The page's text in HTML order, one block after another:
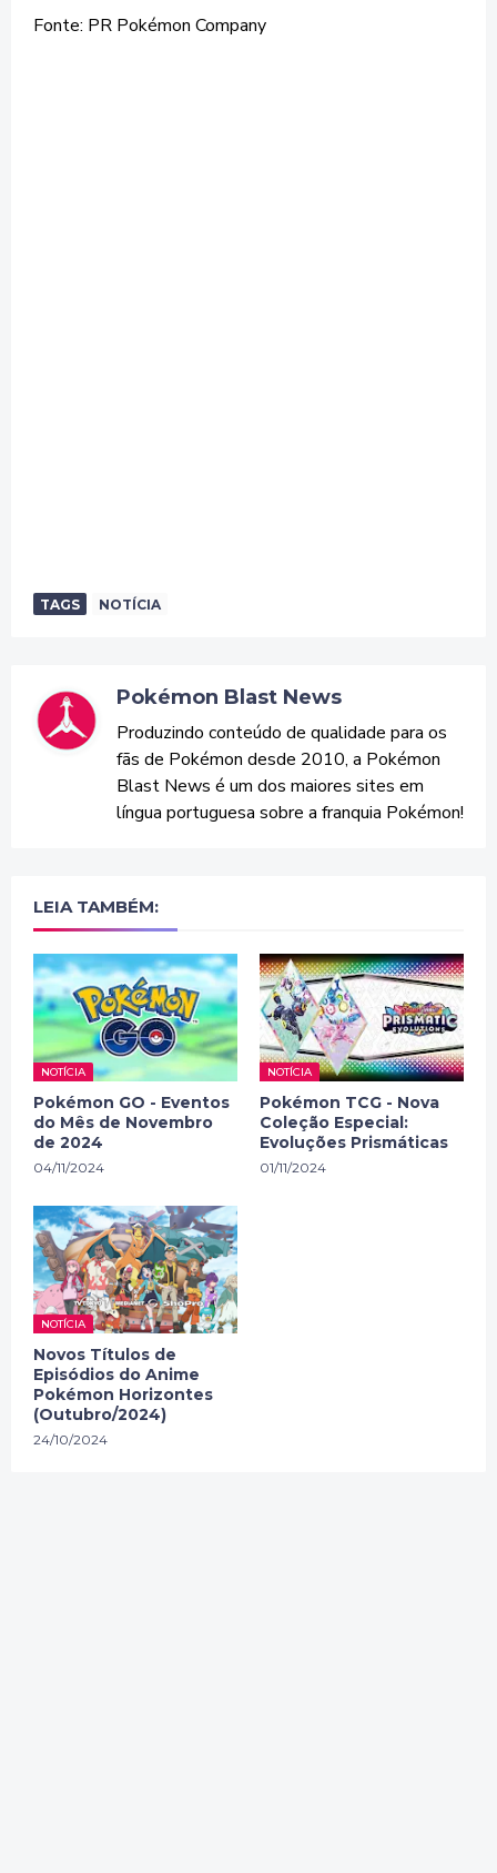
Fonte: PR Pokémon Company
TAGS NOTÍCIA
Pokémon Blast News
Produzindo conteúdo de qualidade para os
fãs de Pokémon desde 2010, a Pokémon
Blast News é um dos maiores sites em
língua portuguesa sobre a franquia Pokémon!
LEIA TAMBÉM:
NOTÍCIA
Pokémon GO - Eventos
do Mês de Novembro
de 2024
04/11/2024
NOTÍCIA
Pokémon TCG - Nova
Coleção Especial:
Evoluções Prismáticas
01/11/2024
NOTÍCIA
Novos Títulos de
Episódios do Anime
Pokémon Horizontes
(Outubro/2024)
24/10/2024